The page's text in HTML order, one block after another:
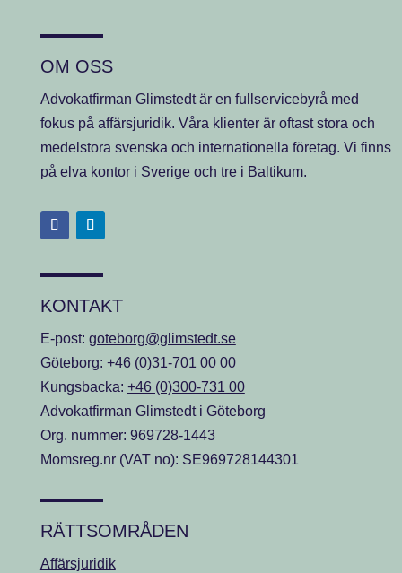
OM OSS
Advokatfirman Glimstedt är en fullservicebyrå med
fokus på affärsjuridik. Våra klienter är oftast stora och
medelstora svenska och internationella företag. Vi finns
på elva kontor i Sverige och tre i Baltikum.
KONTAKT
E-post: goteborg@glimstedt.se
Göteborg: +46 (0)31-701 00 00
Kungsbacka: +46 (0)300-731 00
Advokatfirman Glimstedt i Göteborg
Org. nummer: 969728-1443
Momsreg.nr (VAT no): SE969728144301
RÄTTSOMRÅDEN
Affärsjuridik